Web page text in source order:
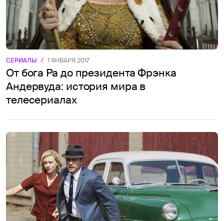
СЕРИАЛЫ / 1 ЯНВАРЯ 2017
От бога Ра до президента Фрэнка
Андервуда: история мира в
телесериалах